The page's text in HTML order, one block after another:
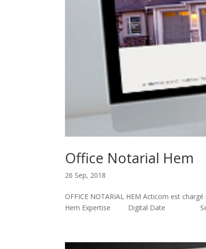
Office Notarial Hem
26 Sep, 2018
OFFICE NOTARIAL HEM Acticom est
Hem Expertise Digital Date